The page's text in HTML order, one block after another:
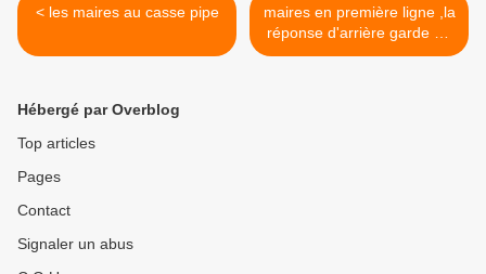
< les maires au casse pipe
maires en première ligne ,la
réponse d'arrière garde du
gouvernement >
Hébergé par Overblog
Top articles
Pages
Contact
Signaler un abus